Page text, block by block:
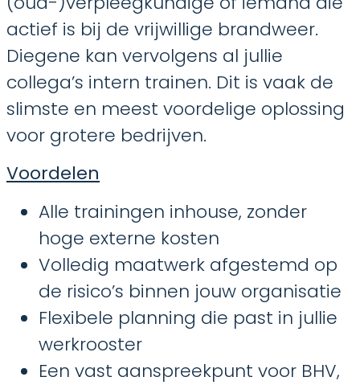
actief is bij de vrijwillige brandweer.
Diegene kan vervolgens al jullie
collega’s intern trainen. Dit is vaak de
slimste en meest voordelige oplossing
voor grotere bedrijven.
Voordelen
Alle trainingen inhouse, zonder
hoge externe kosten
Volledig maatwerk afgestemd op
de risico’s binnen jouw organisatie
Flexibele planning die past in jullie
werkrooster
Een vast aanspreekpunt voor BHV,